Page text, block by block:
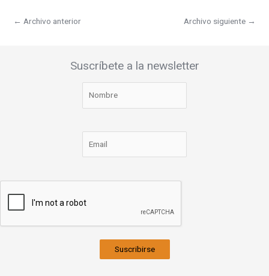
← Archivo anterior Archivo siguiente →
Suscríbete a la newsletter
Suscribirse